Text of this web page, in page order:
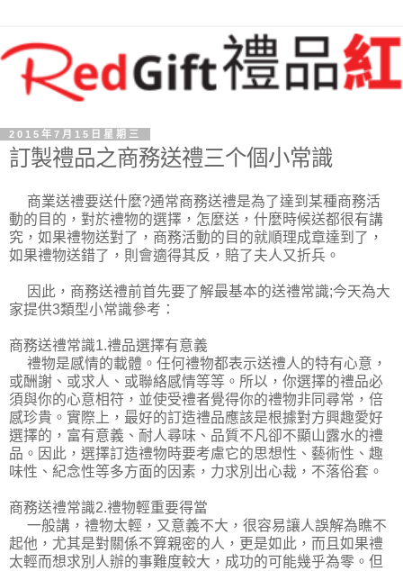
2015年7月15日星期三
訂製禮品之商務送禮三个個小常識
商業送禮要送什麼?通常商務送禮是為了達到某種商務活
動的目的，對於禮物的選擇，怎麼送，什麼時候送都很有講
究，如果禮物送對了，商務活動的目的就順理成章達到了，
如果禮物送錯了，則會適得其反，賠了夫人又折兵。
因此，商務送禮前首先要了解最基本的送禮常識;今天為大
家提供3類型小常識參考：
商務送禮常識1.禮品選擇有意義
禮物是感情的載體。任何禮物都表示送禮人的特有心意，
或酬謝、或求人、或聯絡感情等等。所以，你選擇的禮品必
須與你的心意相符，並使受禮者覺得你的禮物非同尋常，倍
感珍貴。實際上，最好的訂造禮品應該是根據對方興趣愛好
選擇的，富有意義、耐人尋味、品質不凡卻不顯山露水的禮
品。因此，選擇訂造禮物時要考慮它的思想性、藝術性、趣
味性、紀念性等多方面的因素，力求別出心裁，不落俗套。
商務送禮常識2.禮物輕重要得當
一般講，禮物太輕，又意義不大，很容易讓人誤解為瞧不
起他，尤其是對關係不算親密的人，更是如此，而且如果禮
太輕而想求別人辦的事難度較大，成功的可能幾乎為零。但